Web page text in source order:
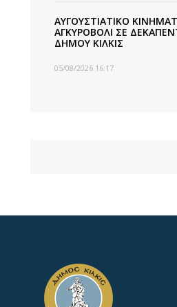
ΑΥΓΟΥΣΤΙΑΤΙΚΟ
ΑΓΚΥΡΟΒΟΛΙ ΣΕ
ΔΗΜΟΥ ΚΙΛΚΙΣ
05/08/2026 16:17